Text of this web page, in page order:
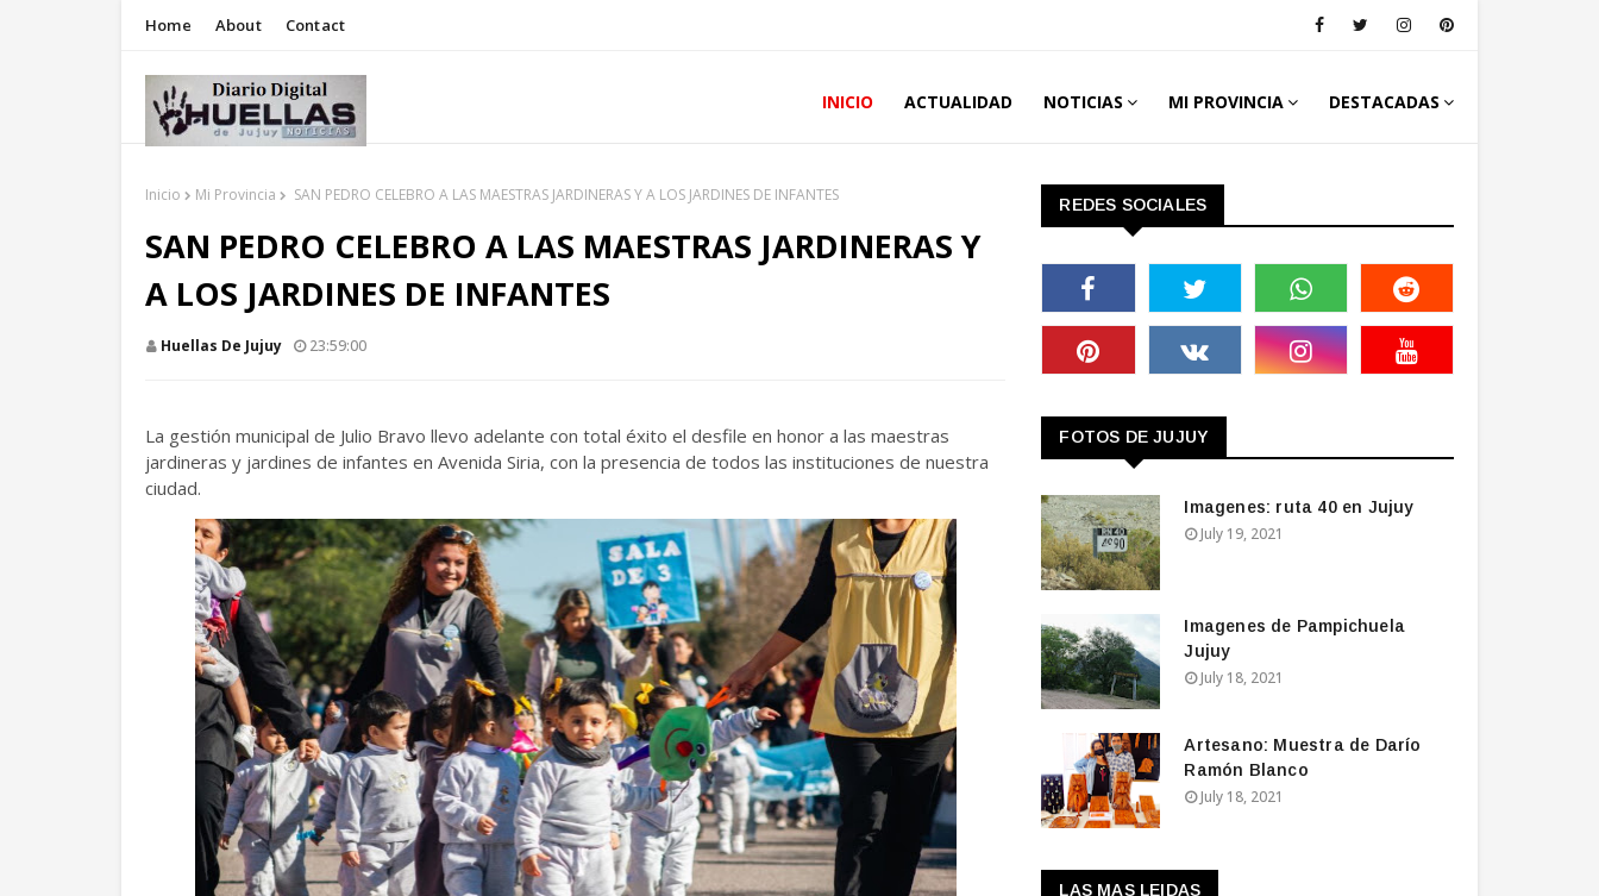
Home About Contact
INICIO ACTUALIDAD NOTICIAS MI PROVINCIA DESTACADAS
Inicio Mi Provincia SAN PEDRO CELEBRO A LAS MAESTRAS JARDINERAS Y A LOS JARDINES DE INFANTES
SAN PEDRO CELEBRO A LAS MAESTRAS JARDINERAS Y
A LOS JARDINES DE INFANTES
Huellas De Jujuy 23:59:00
La gestión municipal de Julio Bravo llevo adelante con total éxito el desfile en honor a las maestras
jardineras y jardines de infantes en Avenida Siria, con la presencia de todos las instituciones de nuestra
ciudad.
REDES SOCIALES
FOTOS DE JUJUY
Imagenes: ruta 40 en Jujuy
July 19, 2021
Imagenes de Pampichuela
Jujuy
July 18, 2021
Artesano: Muestra de Darío
Ramón Blanco
July 18, 2021
LAS MAS LEIDAS